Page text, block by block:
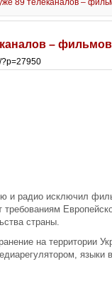
89 телеканалов –
–
?p=27950
и радио исключил
страны.
на территории